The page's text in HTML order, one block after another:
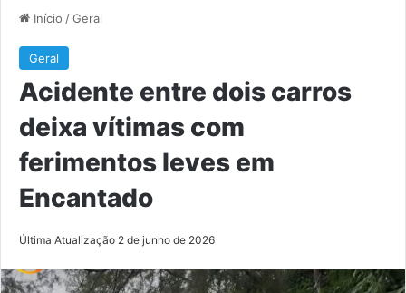
Início /Geral
Geral
Acidente entre dois carros
deixa vítimas com
ferimentos leves em
Encantado
Última Atualização 2 de junho de 2026